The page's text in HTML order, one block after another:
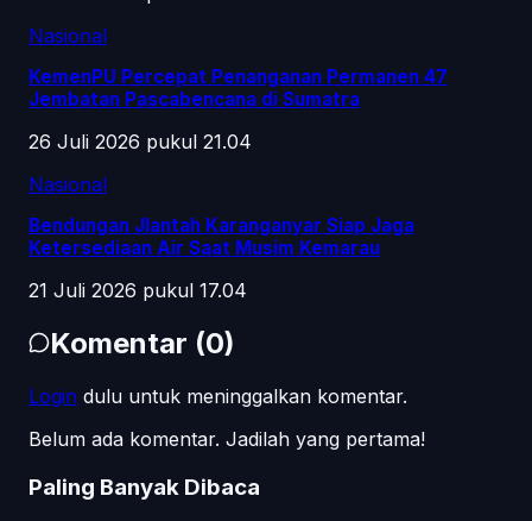
Nasional
KemenPU Percepat Penanganan Permanen 47
Jembatan Pascabencana di Sumatra
26 Juli 2026 pukul 21.04
Nasional
Bendungan Jlantah Karanganyar Siap Jaga
Ketersediaan Air Saat Musim Kemarau
21 Juli 2026 pukul 17.04
Komentar (0)
Login dulu untuk meninggalkan komentar.
Belum ada komentar. Jadilah yang pertama!
Paling Banyak Dibaca